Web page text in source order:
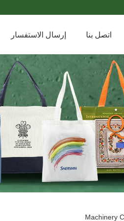
إرسال الاستفسار اتصل بنا